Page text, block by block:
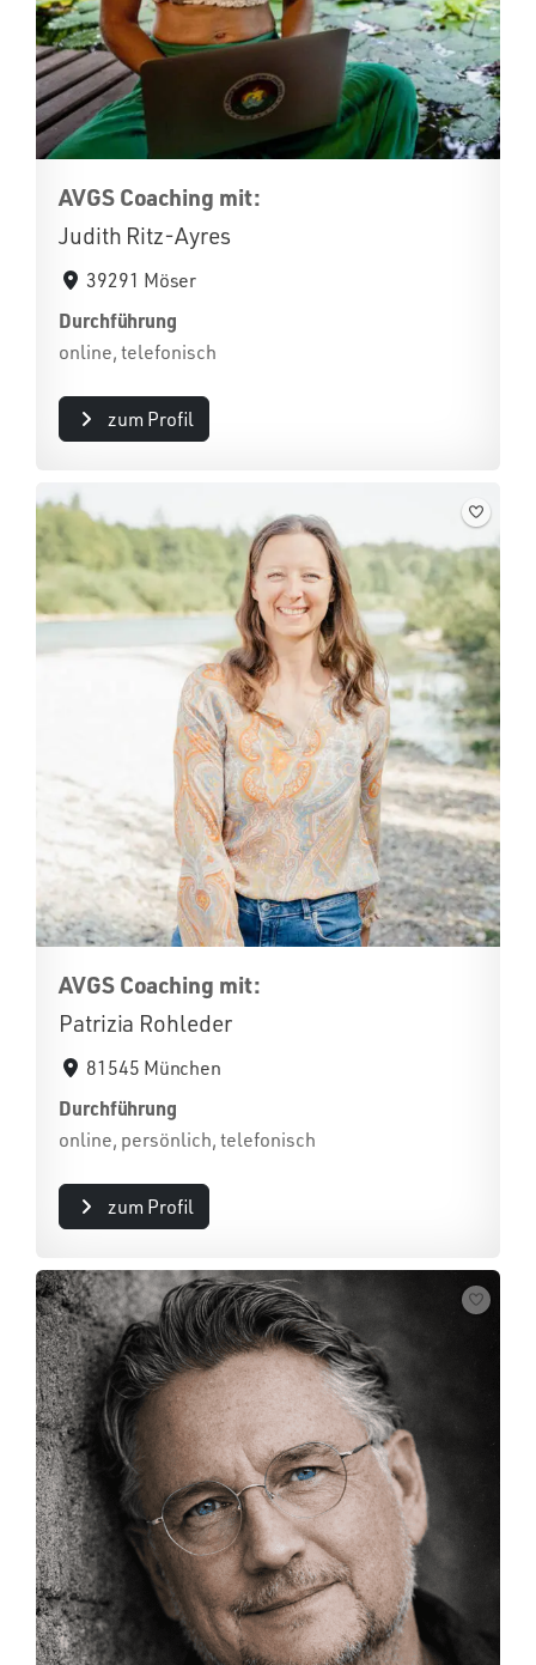
AVGS Coaching mit:
Judith Ritz-Ayres
39291 Möser
Durchführung
online, telefonisch
zum Profil
AVGS Coaching mit:
Patrizia Rohleder
81545 München
Durchführung
online, persönlich, telefonisch
zum Profil